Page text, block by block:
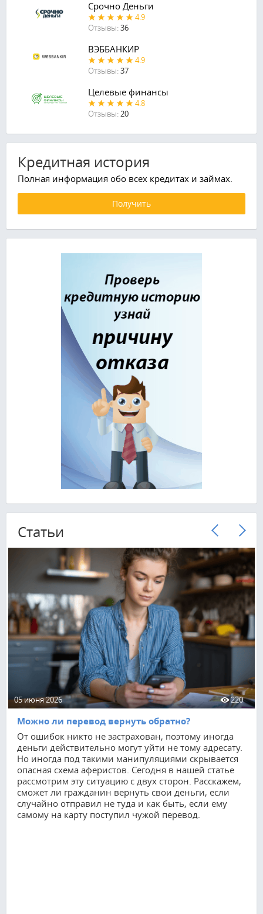
Срочно Деньги
4.9
Отзывы:36
ВЭББАНКИР
4.9
Отзывы:37
Целевые финансы
4.8
Отзывы:20
Кредитная история
Полная информация обо всех кредитах и займах.
Получить
Cтатьи
05 июня 2026 220
Можно ли перевод вернуть обратно?
От ошибок никто не застрахован, поэтому иногда
деньги действительно могут уйти не тому адресату.
Но иногда под такими манипуляциями скрывается
опасная схема аферистов. Сегодня в нашей статье
рассмотрим эту ситуацию с двух сторон. Расскажем,
сможет ли гражданин вернуть свои деньги, если
случайно отправил не туда и как быть, если ему
самому на карту поступил чужой перевод.